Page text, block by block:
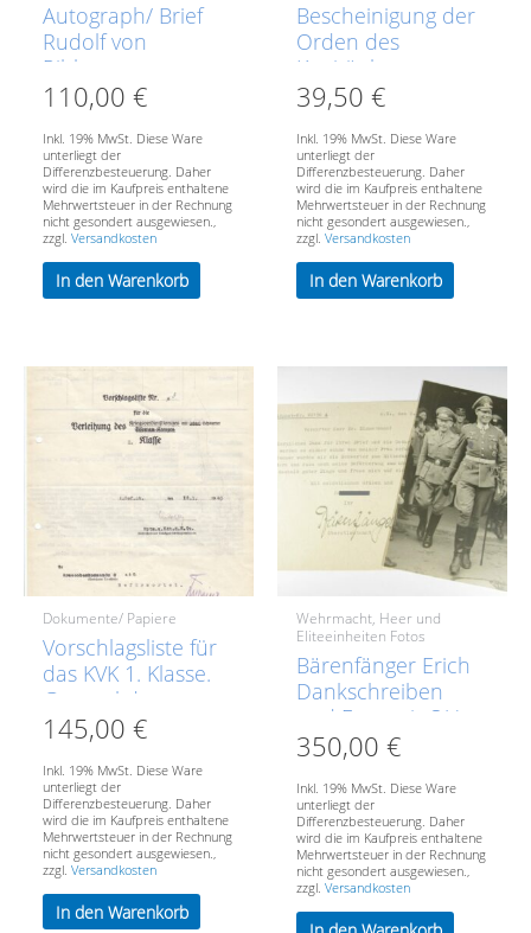
Autograph/ Brief
Rudolf von
Ribbentrop
110,00€
Inkl. 19% MwSt. Diese Ware
unterliegt der
Differenzbesteuerung. Daher
wird die im Kaufpreis enthaltene
Mehrwertsteuer in der Rechnung
nicht gesondert ausgewiesen.,
zzgl.Versandkosten
In den Warenkorb
Bescheinigung der
Orden des
Kapitänleutnant
Kurt Baberg u.a. (
U618 ).
39,50€
Inkl. 19% MwSt. Diese Ware
unterliegt der
Differenzbesteuerung. Daher
wird die im Kaufpreis enthaltene
Mehrwertsteuer in der Rechnung
nicht gesondert ausgewiesen.,
zzgl.Versandkosten
In den Warenkorb
Dokumente/ Papiere
Vorschlagsliste für
das KVK 1. Klasse.
General der
Gebirgstruppen
Hans Kreysing
145,00€
Inkl. 19% MwSt. Diese Ware
unterliegt der
Differenzbesteuerung. Daher
wird die im Kaufpreis enthaltene
Mehrwertsteuer in der Rechnung
nicht gesondert ausgewiesen.,
zzgl.Versandkosten
In den Warenkorb
Wehrmacht, Heer und
Eliteeinheiten Fotos
Bärenfänger Erich
Dankschreiben
und Foto mit OU.
350,00€
Inkl. 19% MwSt. Diese Ware
unterliegt der
Differenzbesteuerung. Daher
wird die im Kaufpreis enthaltene
Mehrwertsteuer in der Rechnung
nicht gesondert ausgewiesen.,
zzgl.Versandkosten